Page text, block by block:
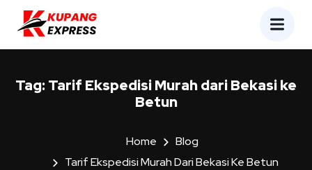
Tag: Tarif Ekspedisi Murah dari Bekasi ke
Betun
Home
Blog
Tarif Ekspedisi Murah Dari Bekasi Ke Betun